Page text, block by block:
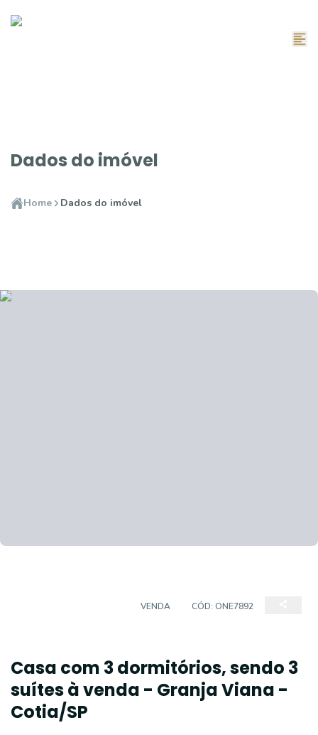
Dados do imóvel
Home Dados do imóvel
VENDA CÓD: ONE7892
Casa com 3 dormitórios, sendo 3
suítes à venda - Granja Viana -
Cotia/SP